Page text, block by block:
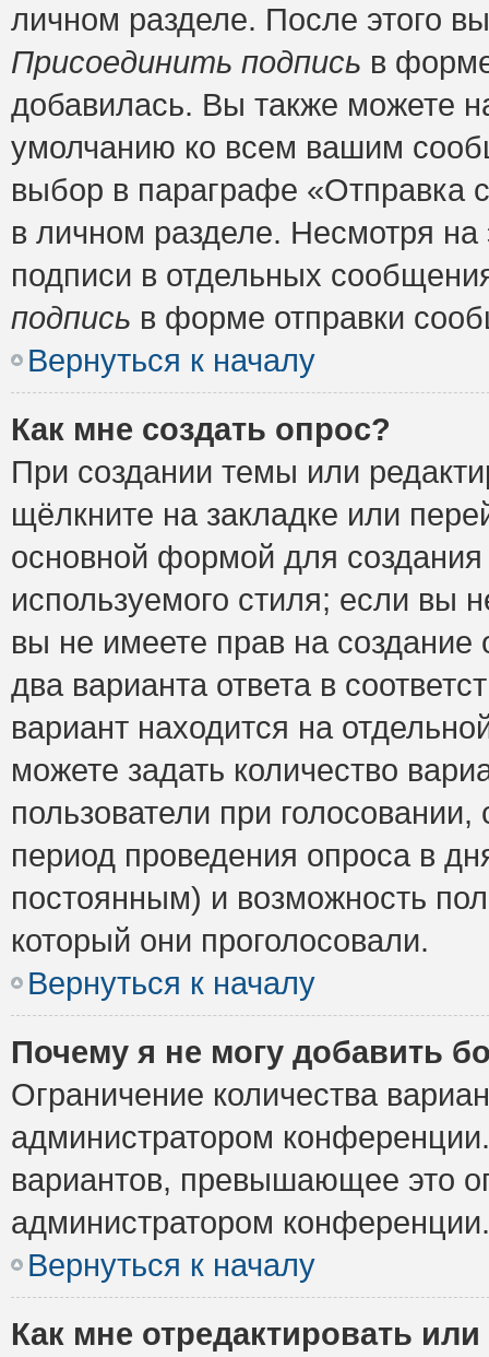
личном разделе. После этого
Присоединить подпись в
добавилась. Вы также можете
умолчанию ко всем вашим
выбор в параграфе «Отправка
в личном разделе. Несмотря
подписи в отдельных
подпись в форме отправки
Вернуться к началу
Как мне создать опрос?
При создании темы или
щёлкните на закладке или
основной формой для
используемого стиля; если вы
вы не имеете прав на
два варианта ответа в
вариант находится на
можете задать количество
пользователи при
период проведения опроса в
постоянным) и возможность
который они проголосовали.
Вернуться к началу
Почему я не могу добавить
Ограничение количества
администратором
вариантов, превышающее это
администратором конференции.
Вернуться к началу
Как мне отредактировать